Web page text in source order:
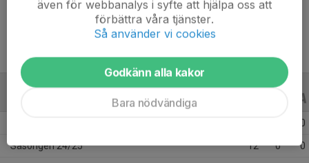
13 år
ALLA ÅR
0
Säsongen 24/25 12 0 0
även för webbanalys i syfte att hjälpa oss att
förbättra våra tjänster.
Så använder vi cookies
Godkänn alla kakor
Bara nödvändiga